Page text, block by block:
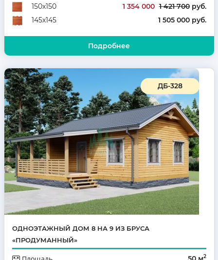
150х150
1 354 000 1 421 700руб.
145х145
1 505 000 руб.
Подробнее
ДБ-328
ОДНОЭТАЖНЫЙ ДОМ 8 НА 9 ИЗ БРУСА
«ПРОДУМАННЫЙ»
2